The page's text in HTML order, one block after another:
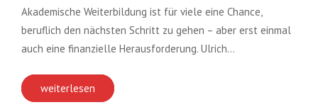
Akademische Weiterbildung ist für viele eine Chance,
beruflich den nächsten Schritt zu gehen – aber erst einmal
auch eine finanzielle Herausforderung. Ulrich…
weiterlesen